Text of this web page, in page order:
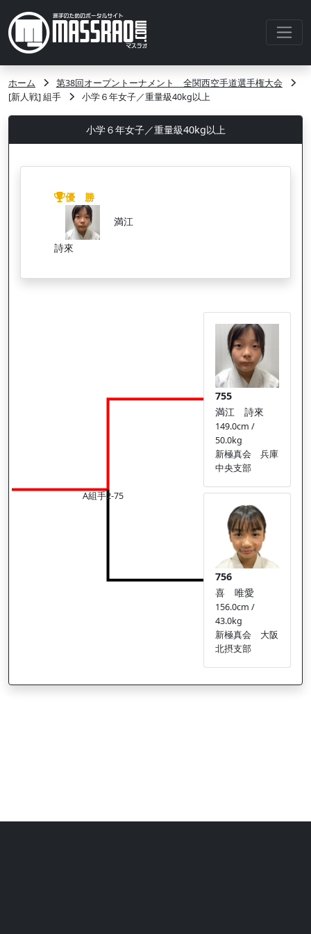
ホーム
第38回オープントーナメント 全関西空手道選手権大会
[新人戦] 組手
小学６年女子／重量級40kg以上
小学６年女子／重量級40kg以上
優 勝
満江
詩來
A組手2-75
755
満江 詩來
149.0cm /
50.0kg
新極真会 兵庫
中央支部
756
喜 唯愛
156.0cm /
43.0kg
新極真会 大阪
北摂支部